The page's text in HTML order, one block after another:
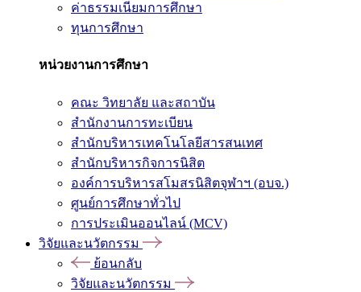
ค่าธรรมเนียมการศึกษา
ทุนการศึกษา
หน่วยงานการศึกษา
คณะ วิทยาลัย และสถาบัน
สำนักงานการทะเบียน
สำนักบริหารเทคโนโลยีสารสนเทศ
สำนักบริหารกิจการนิสิต
องค์การบริหารสโมสรนิสิตจุฬาฯ (อบจ.)
ศูนย์การศึกษาทั่วไป
การประเมินออนไลน์ (MCV)
วิจัยและนวัตกรรม
ย้อนกลับ
วิจัยและนวัตกรรม